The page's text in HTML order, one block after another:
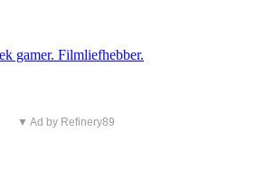
gamer. Filmliefhebber.
▼ Ad by Refinery89